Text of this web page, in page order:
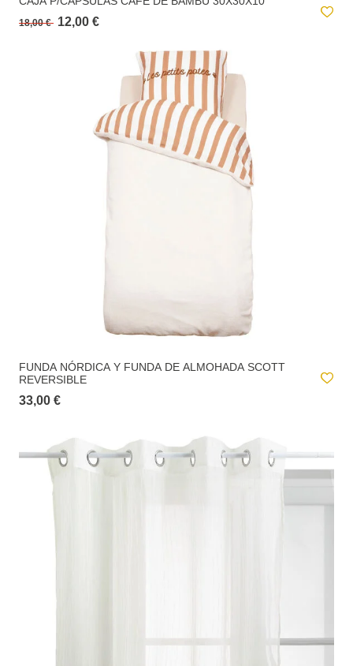
18,00 € 12,00 €
FUNDA NÓRDICA Y FUNDA DE ALMOHADA SCOTT
REVERSIBLE
33,00 €